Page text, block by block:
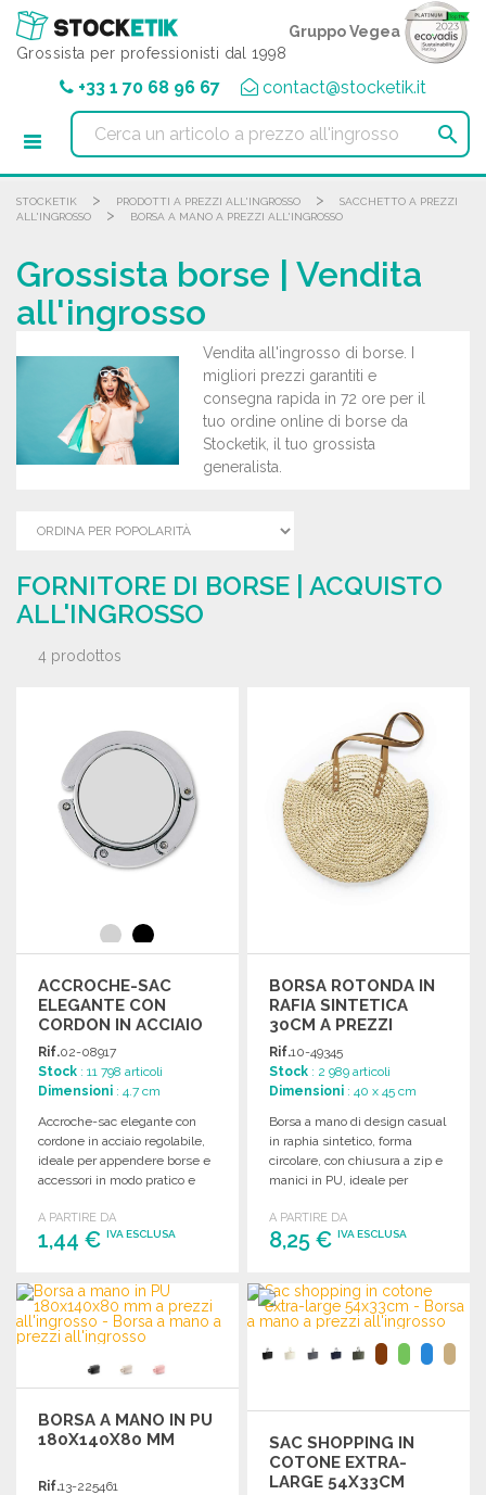
Grossista per professionisti dal 1998
Gruppo Vegea
+33 1 70 68 96 67 contact@stocketik.it

STOCKETIK > PRODOTTI A PREZZI ALL'INGROSSO >
SACCHETTO A PREZZI
ALL'INGROSSO
> BORSA A MANO A PREZZI ALL'INGROSSO
Grossista borse | Vendita
all'ingrosso
Vendita all'ingrosso di borse. I
migliori prezzi garantiti e
consegna rapida in 72 ore per il
tuo ordine online di borse da
Stocketik, il tuo grossista
generalista.
FORNITORE DI BORSE | ACQUISTO
ALL'INGROSSO
4 prodottos
ACCROCHE-SAC
ELEGANTE CON
CORDON IN ACCIAIO
A PREZZI
ALL'INGROSSO
Rif.02-08917
Stock : 11 798 articoli
Dimensioni : 4.7 cm
Accroche-sac elegante con
cordone in acciaio regolabile,
ideale per appendere borse e
accessori in modo pratico e
A PARTIRE DA
1,44 € IVA ESCLUSA
ORDINARE
Richiedi un preventivo
BORSA ROTONDA IN
RAFIA SINTETICA
30CM A PREZZI
ALL'INGROSSO
Rif.10-49345
Stock : 2 989 articoli
Dimensioni : 40 x 45 cm
Borsa a mano di design casual
in raphia sintetico, forma
circolare, con chiusura a zip e
manici in PU, ideale per
A PARTIRE DA
8,25 €IVA ESCLUSA
ORDINARE
Richiedi un preventivo
BORSA A MANO IN PU
180X140X80 MM
Rif.13-225461
SAC SHOPPING IN
COTONE EXTRA-
LARGE 54X33CM
Pannello di gestione dei cookies